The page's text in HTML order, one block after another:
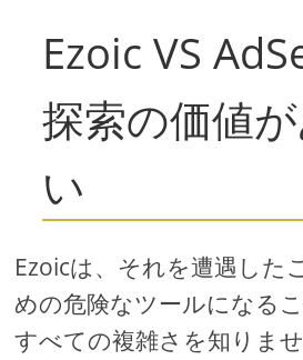
Ezoic VS
探索の価値
い
Ezoicは、それを遭遇した
めの危険なツールになる
すべての複雑さを知りま